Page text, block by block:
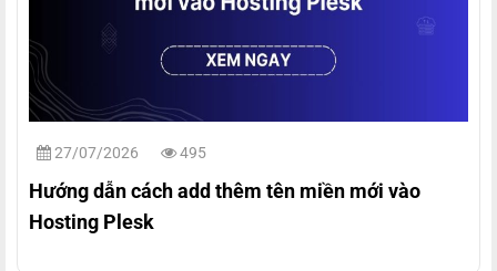
27/07/2026 495
Hướng dẫn cách add thêm tên miền mới vào
Hosting Plesk